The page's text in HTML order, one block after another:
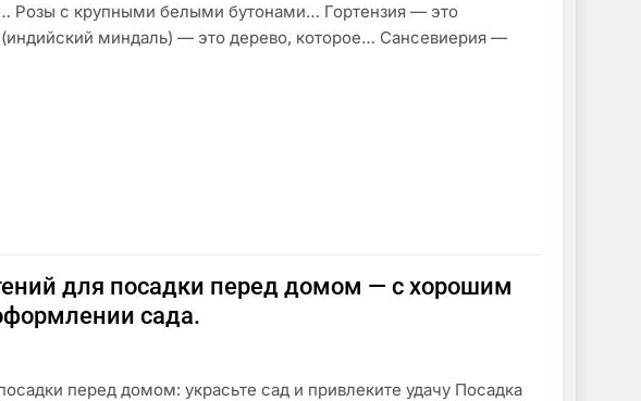
Розы с крупными белыми бутонами… Гортензия — это
миндаль) — это дерево, которое… Сансевиерия —
для посадки перед домом — с хорошим
сада.
перед домом: украсьте сад и привлеките удачу Посадка